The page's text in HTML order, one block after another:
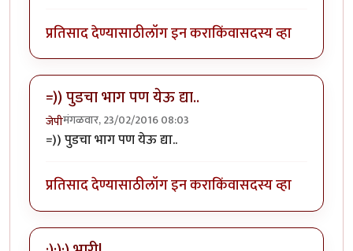
प्रतिसाद देण्यासाठीलॉग इन कराकिंवासदस्य व्हा
=)) पुडचा भाग पण येऊ द्या..
जेपीमंगळवार, 23/02/2016 08:03
=)) पुडचा भाग पण येऊ द्या..
प्रतिसाद देण्यासाठीलॉग इन कराकिंवासदस्य व्हा